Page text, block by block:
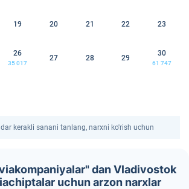
19 20 21 22 23
26
35 017
27 28 29
30
61 747
kerakli sanani tanlang, narxni ko'rish uchun
dan Vladivostok
uchun arzon narxlar